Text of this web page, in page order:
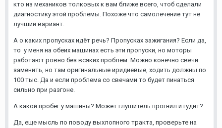
кто из механиков толковых к вам ближе всего, чтоб сделали
диагностику этой проблемы. Похоже что самолечение тут не
лучший вариант.
А о каких пропусках идёт речь? Пропусках зажигания? Если да,
то у меня на обеих машинах есть эти пропуски, но моторы
работают ровно без всяких проблем. Можно конечно свечи
заменить, но там оригинальные иридиевые, ходить должны по
100 тыс. Да и если проблема со свечами то будет пинаться
сильно при разгоне.
А какой пробег у машины? Может глушитель прогнил и гудит?
Да, еще мысль по поводу выхлопного тракта, проверьте на